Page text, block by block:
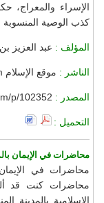
الإسراء والمعراج،
كذب الوصية المنسوبة
المؤلف : عبد العزيز
الناشر : موقع الإسلام http://www.al-islam.com
المصدر : p/102352
التحميل :
محاضرات في الإيمان
محاضرات في
محاضرات كنت قد
الإسلامية بالمدينة